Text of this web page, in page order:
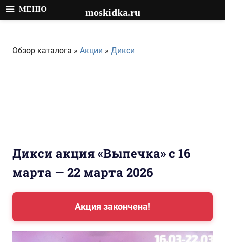
содержимому
Обзор каталога » Акции » Дикси
Дикси акция «Выпечка» с 16
марта — 22 марта 2026
Акция закончена!
МЕНЮ moskidka.ru